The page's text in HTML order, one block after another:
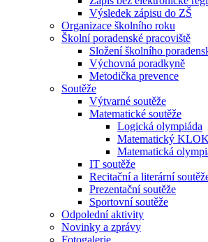
Výsledek zápisu do ZŠ
Organizace školního roku
Školní poradenské pracoviště
Složení školního
Výchovná poradkyně
Metodička prevence
Soutěže
Výtvarné soutěže
Matematické soutěže
Logická olympiáda
Matematický
Matematická
IT soutěže
Recitační a literární
Prezentační soutěže
Sportovní soutěže
Odpolední aktivity
Novinky a zprávy
Fotogalerie